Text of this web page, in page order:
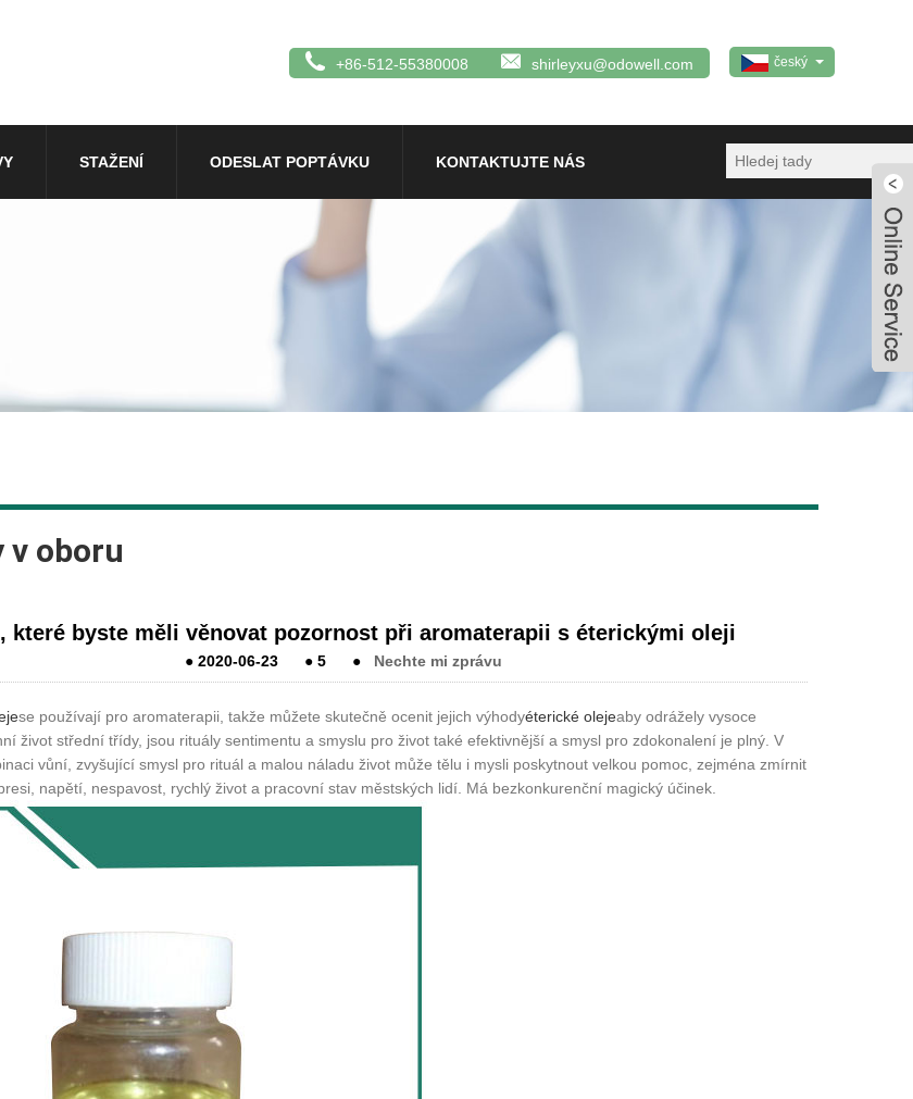
český
+86-512-55380008 shirleyxu@odowell.com
STAŽENÍ ODESLAT POPTÁVKU KONTAKTUJTE NÁS
v oboru
které byste měli věnovat pozornost při aromaterapii s éterickými oleji
● 2020-06-23 ● 5 ● Nechte mi zprávu
se používají pro aromaterapii, takže můžete skutečně ocenit jejich výhodyéterické olejeaby odrážely vysoce
život střední třídy, jsou rituály sentimentu a smyslu pro život také efektivnější a smysl pro zdokonalení je plný. V
vůní, zvyšující smysl pro rituál a malou náladu život může tělu i mysli poskytnout velkou pomoc, zejména zmírnit
napětí, nespavost, rychlý život a pracovní stav městských lidí. Má bezkonkurenční magický účinek.